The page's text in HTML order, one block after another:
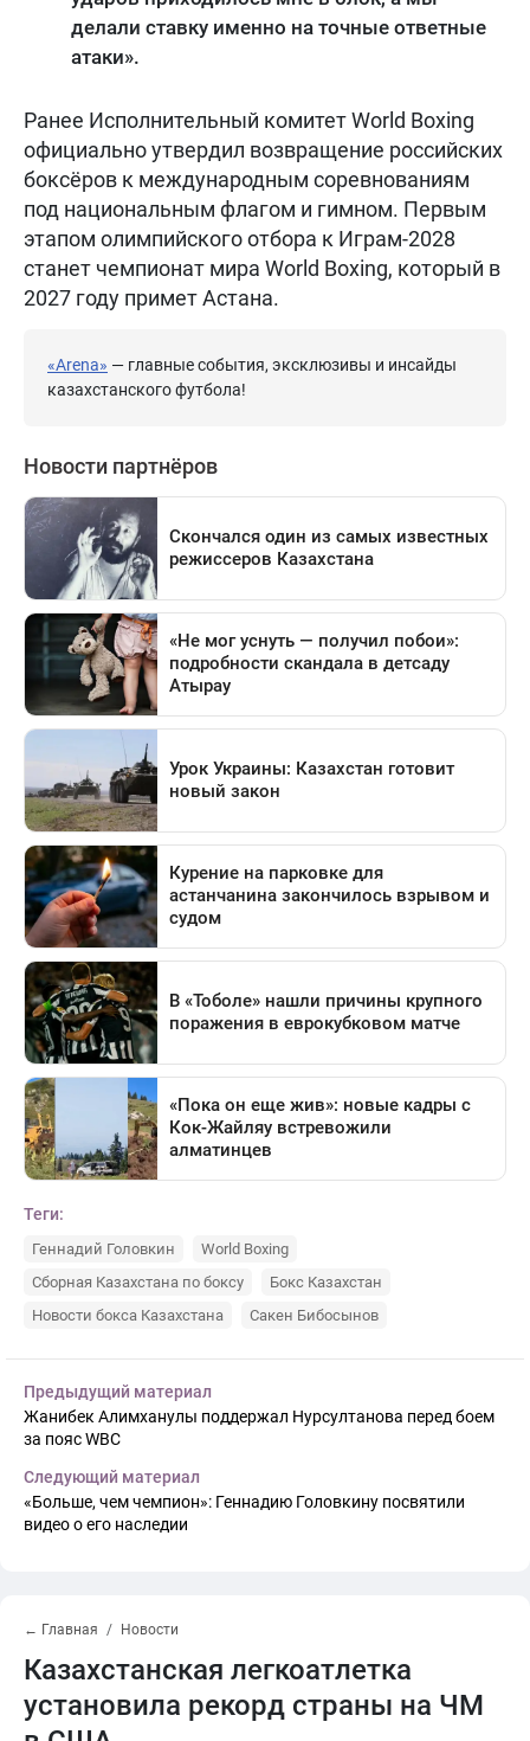
делали ставку именно на точные ответные
атаки».
Ранее Исполнительный комитет World Boxing
официально утвердил возвращение российских
боксёров к международным соревнованиям
под национальным флагом и гимном. Первым
этапом олимпийского отбора к Играм-2028
станет чемпионат мира World Boxing, который в
2027 году примет Астана.
«Arena» — главные события, эксклюзивы и инсайды
казахстанского футбола!
Теги:
Геннадий Головкин
World Boxing
Сборная Казахстана по боксу
Бокс Казахстан
Новости бокса Казахстана
Сакен Бибосынов
Предыдущий материал
Жанибек Алимханулы поддержал Нурсултанова перед боем
за пояс WBC
Следующий материал
«Больше, чем чемпион»: Геннадию Головкину посвятили
видео о его наследии
← Главная Новости
Казахстанская легкоатлетка
установила рекорд страны на ЧМ